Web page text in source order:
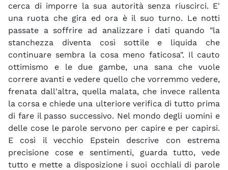
cerca di imporre la sua autorità senza riuscirci. E'
una ruota che gira ed ora è il suo turno. Le notti
passate a soffrire ad analizzare i dati quando "la
stanchezza diventa così sottile e liquida che
continuare sembra la cosa meno faticosa". Il cauto
ottimismo e le due gambe, una sana che vuole
correre avanti e vedere quello che vorremmo vedere,
frenata dall'altra, quella malata, che invece rallenta
la corsa e chiede una ulteriore verifica di tutto prima
di fare il passo successivo. Nel mondo degli uomini e
delle cose le parole servono per capire e per capirsi.
E così il vecchio Epstein descrive con estrema
precisione cose e sentimenti, guarda tutto, vede
tutto e mette a disposizione i suoi occhiali di parole